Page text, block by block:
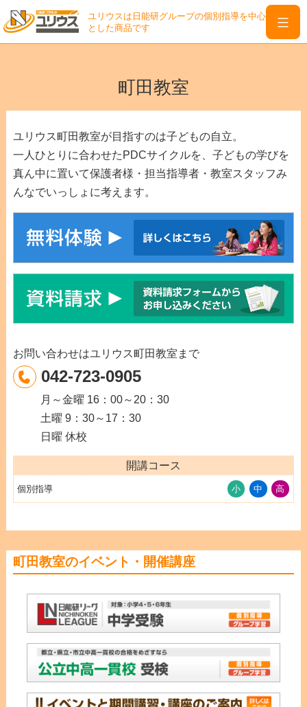
ユリウスは日能研グループの個別指導を中心
とした商品です
研
グ
ー
プ
の
個
別
指
導
商
品
で
町田教室
ユリウス町田教室が目指すのは子どもの自立。
一人ひとりに合わせたPDCサイクルを、子どもの学びを
真ん中に置いて保護者様・担当指導者・教室スタッフみ
んなでいっしょに考えます。
お問い合わせはユリウス町田教室まで
042-723-0905
月～金曜 16：00～20：30
土曜 9：30～17：30
日曜 休校
開講コース
個別指導 小 中 高
町田教室のイベント・開催講座